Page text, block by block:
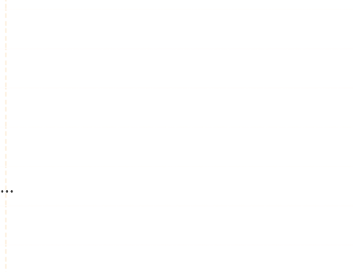
...